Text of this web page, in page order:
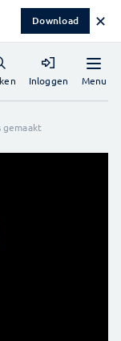
Download ✕
Menu
Inloggen
gemaakt